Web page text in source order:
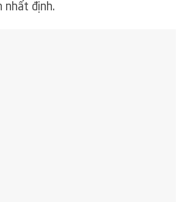
nhất định.